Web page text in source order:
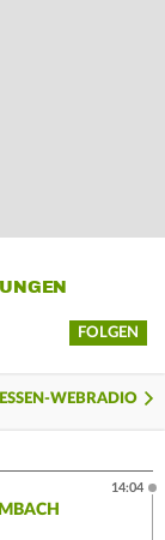
FOLGEN
WEBRADIO
14:04